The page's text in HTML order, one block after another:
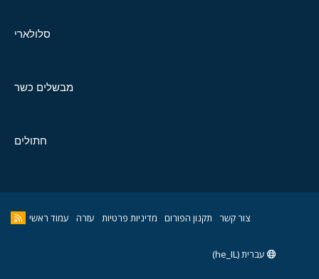
סלולארי
מבשלים כשר
חתולים
צור קשר תקנון הפורום מדיניות פרטיות עזרה עמוד ראשי
עברית (he_IL)